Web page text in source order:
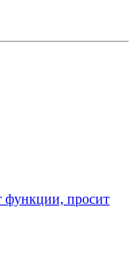
функции, просит